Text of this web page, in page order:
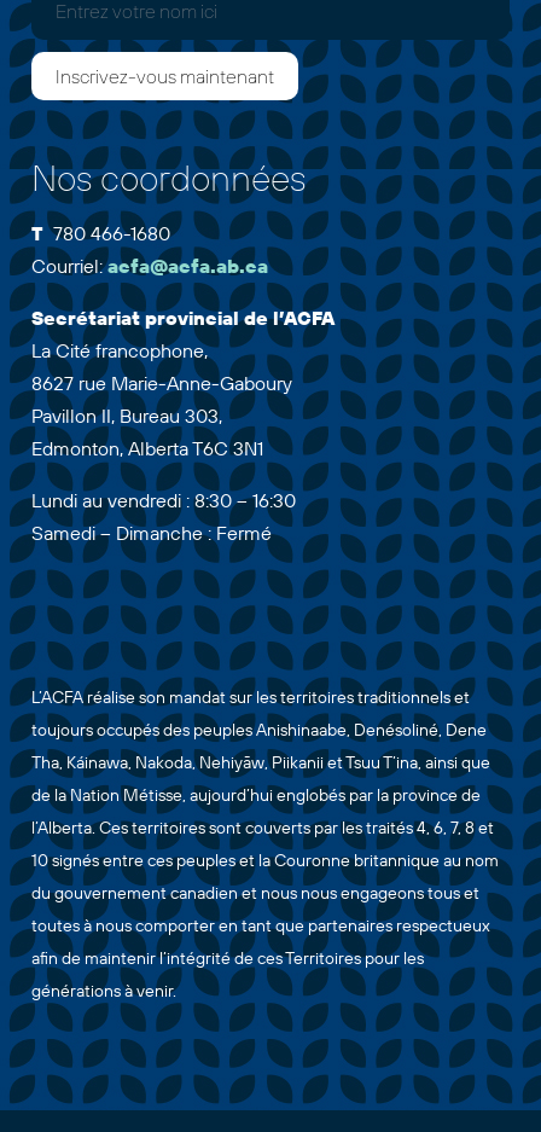
Nos coordonnées
T 780 466-1680
Courriel:acfa@acfa.ab.ca
Secrétariat provincial de l’ACFA
La Cité francophone,
8627 rue Marie-Anne-Gaboury
Pavillon II, Bureau 303,
Edmonton, Alberta T6C 3N1
Lundi au vendredi : 8:30 – 16:30
Samedi – Dimanche : Fermé
L’ACFA réalise son mandat sur les territoires traditionnels et
toujours occupés des peuples Anishinaabe, Denésoliné, Dene
Tha, Káinawa, Nakoda, Nehiyāw, Piikanii et Tsuu T’ina, ainsi que
de la Nation Métisse, aujourd’hui englobés par la province de
l’Alberta. Ces territoires sont couverts par les traités 4, 6, 7, 8 et
10 signés entre ces peuples et la Couronne britannique au nom
du gouvernement canadien et nous nous engageons tous et
toutes à nous comporter en tant que partenaires respectueux
afin de maintenir l’intégrité de ces Territoires pour les
générations à venir.